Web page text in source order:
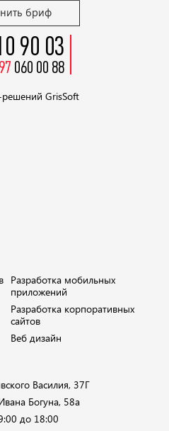
бриф
90 03
060 00 88
решений GrisSoft
Разработка мобильных
приложений
Разработка корпоративных
сайтов
Веб дизайн
Василия, 37Г
Богуна, 58а
до 18:00